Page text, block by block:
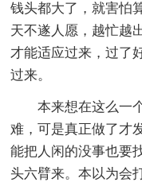
钱头都大了，就害怕
天不遂人愿，越忙越
才能适应过来，过了
过来。
本来想在这么一个
难，可是真正做了才
能把人闲的没事也要
头六臂来。本以为会